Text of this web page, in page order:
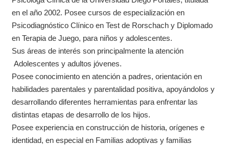
en el año 2002. Posee cursos de especialización en
Psicodiagnóstico Clínico en Test de Rorschach y Diplomado
en Terapia de Juego, para niños y adolescentes.
Sus áreas de interés son principalmente la atención
Adolescentes y adultos jóvenes.
Posee conocimiento en atención a padres, orientación en
habilidades parentales y parentalidad positiva, apoyándolos y
desarrollando diferentes herramientas para enfrentar las
distintas etapas de desarrollo de los hijos.
Posee experiencia en construcción de historia, orígenes e
identidad, en especial en Familias adoptivas y familias